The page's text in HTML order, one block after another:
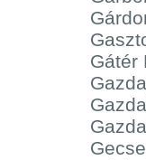
Gátér